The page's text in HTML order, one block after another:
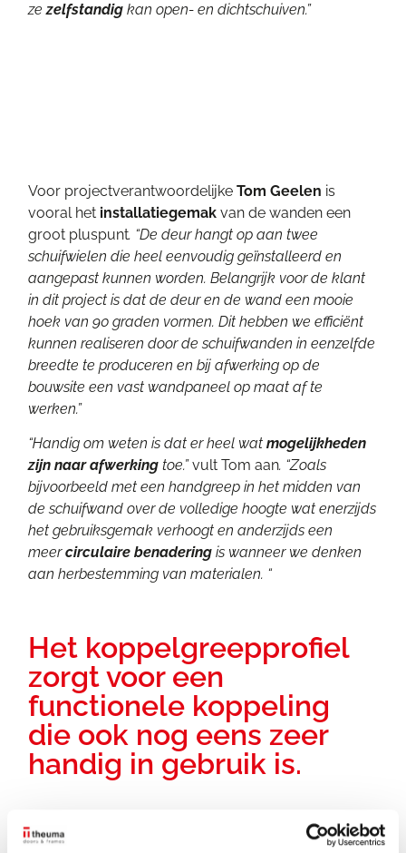
zezelfstandig kan open- en dichtschuiven.”
Voor projectverantwoordelijkeTom Geelen is
vooral het installatiegemak van de wanden een
groot pluspunt. “De deur hangt op aan twee
schuifwielen die heel eenvoudig geïnstalleerd en
aangepast kunnen worden. Belangrijk voor de klant
in dit project is dat de deur en de wand een mooie
hoek van 90 graden vormen. Dit hebben we efficiënt
kunnen realiseren door de schuifwanden in eenzelfde
breedte te produceren en bij afwerking op de
bouwsite een vast wandpaneel op maat af te
werken.”
“Handig om weten is dat er heel watmogelijkheden
zijn naar afwerking toe.”vult Tom aan. “Zoals
bijvoorbeeld met een handgreep in het midden van
de schuifwand over de volledige hoogte wat enerzijds
het gebruiksgemak verhoogt en anderzijds een
meercirculaire benadering is wanneer we denken
aan herbestemming van materialen. “
Het koppelgreepprofiel
zorgt voor een
functionele koppeling
die ook nog eens zeer
handig in gebruik is.
Hank Pijpstra
spreekt over hun evolutie in dit soort